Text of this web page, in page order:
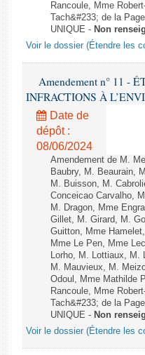
Rancoule, Mme
Tach&#233; de la
UNIQUE - Non
Voir le dossier (Étendre les
Amendement n° 11 -
INFRACTIONS À
Date de
dépôt :
08/06/2024
Amendement de M.
Baubry, M. Beaurain,
M. Buisson, M.
Conceicao Carvalho,
M. Dragon, Mme
Gillet, M. Girard, M.
Guitton, Mme
Mme Le Pen, Mme
Lorho, M. Lottiaux, M.
M. Mauvieux, M.
Odoul, Mme Mathilde
Rancoule, Mme
Tach&#233; de la
UNIQUE - Non
Voir le dossier (Étendre les